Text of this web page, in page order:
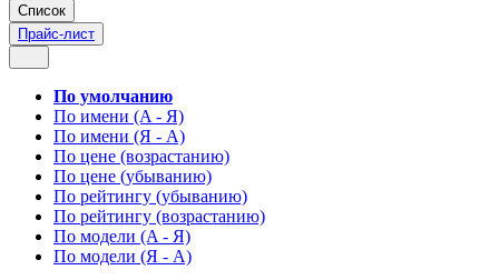
Список
Прайс-лист
По умолчанию
По имени (A - Я)
По имени (Я - A)
По цене (возрастанию)
По цене (убыванию)
По рейтингу (убыванию)
По рейтингу (возрастанию)
По модели (A - Я)
По модели (Я - A)